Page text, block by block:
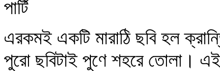
এরকমই একটি মারাঠি ছবি হল
পুরো ছবিটাই পুণে শহরে তোলা। এই